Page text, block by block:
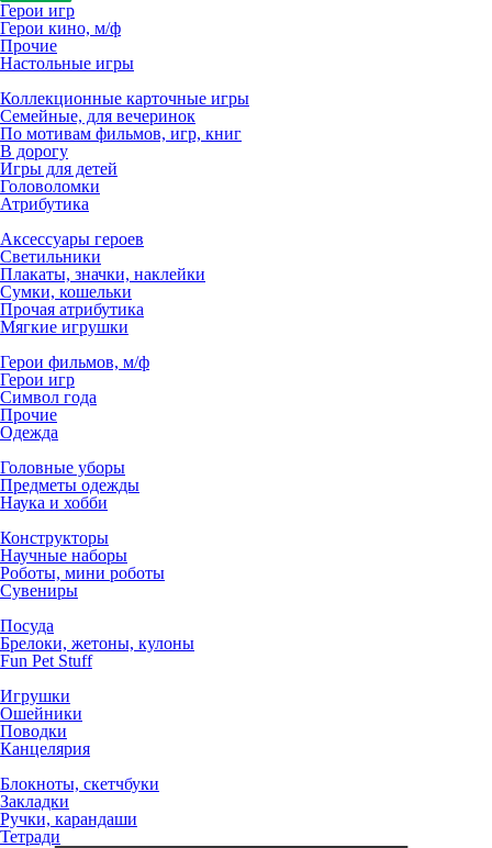
Герои игр
Герои кино, м/ф
Прочие
Настольные игры
Коллекционные карточные игры
Семейные, для вечеринок
По мотивам фильмов, игр, книг
В дорогу
Игры для детей
Головоломки
Атрибутика
Аксессуары героев
Светильники
Плакаты, значки, наклейки
Сумки, кошельки
Прочая атрибутика
Мягкие игрушки
Герои фильмов, м/ф
Герои игр
Символ года
Прочие
Одежда
Головные уборы
Предметы одежды
Наука и хобби
Конструкторы
Научные наборы
Роботы, мини роботы
Сувениры
Посуда
Брелоки, жетоны, кулоны
Fun Pet Stuff
Игрушки
Ошейники
Поводки
Канцелярия
Блокноты, скетчбуки
Закладки
Ручки, карандаши
Тетради